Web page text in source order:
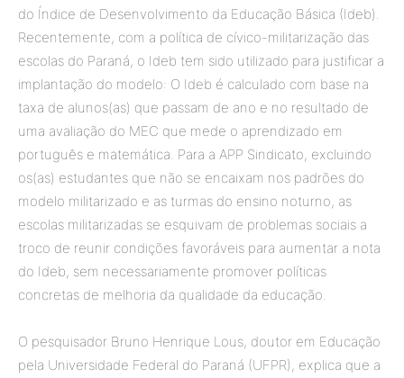
do Índice de Desenvolvimento da Educação Básica (Ideb).
Recentemente, com a política de cívico-militarização das
escolas do Paraná, o Ideb tem sido utilizado para justificar a
implantação do modelo: O Ideb é calculado com base na
taxa de alunos(as) que passam de ano e no resultado de
uma avaliação do MEC que mede o aprendizado em
português e matemática. Para a APP Sindicato, excluindo
os(as) estudantes que não se encaixam nos padrões do
modelo militarizado e as turmas do ensino noturno, as
escolas militarizadas se esquivam de problemas sociais a
troco de reunir condições favoráveis para aumentar a nota
do Ideb, sem necessariamente promover políticas
concretas de melhoria da qualidade da educação.
O pesquisador Bruno Henrique Lous, doutor em Educação
pela Universidade Federal do Paraná (UFPR), explica que a